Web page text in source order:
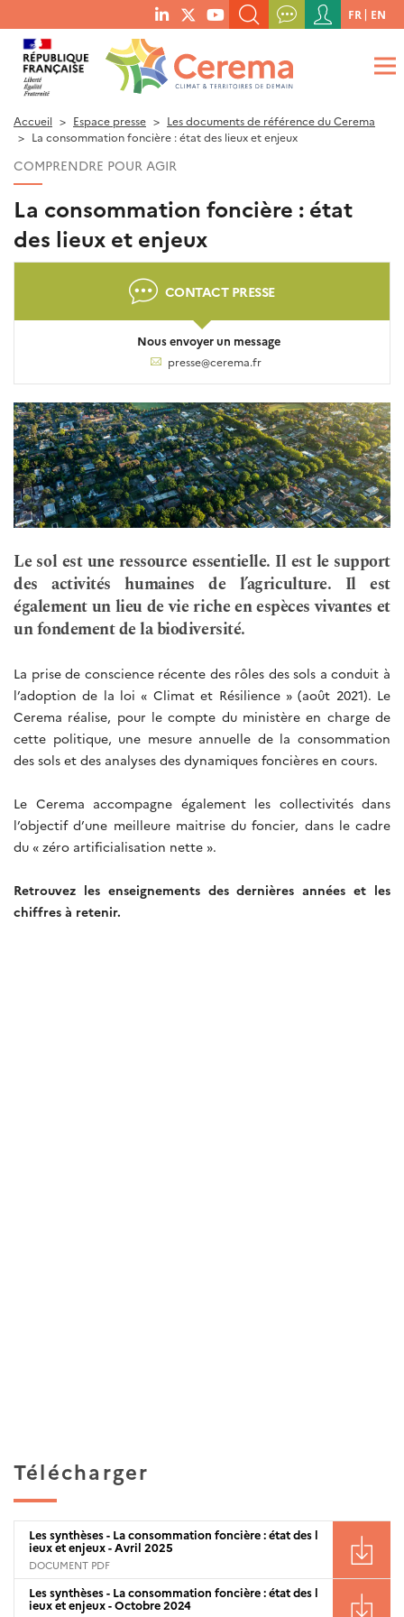
menu
social
links
RECHERCHER UN MOT-CLÉ, UNE PUBLICATION, ETC.
QUE RECHERCHEZ-VOUS ?
Menu
du
compte
de
FR EN
Accueil Espace presse
Les documents de référence du Cerema
La consommation foncière : état des lieux et enjeux
COMPRENDRE POUR AGIR
La consommation foncière : état
des lieux et enjeux
CONTACT PRESSE
Nous envoyer un message
presse@cerema.fr
Le sol est une ressource essentielle. Il est le support
des activités humaines de l’agriculture. Il est
également un lieu de vie riche en espèces vivantes et
un fondement de la biodiversité.
La prise de conscience récente des rôles des sols a conduit à
l’adoption de la loi « Climat et Résilience » (août 2021). Le
Cerema réalise, pour le compte du ministère en charge de
cette politique, une mesure annuelle de la consommation
des sols et des analyses des dynamiques foncières en cours.
Le Cerema accompagne également les collectivités dans
l’objectif d’une meilleure maitrise du foncier, dans le cadre
du « zéro artificialisation nette ».
Retrouvez les enseignements des dernières années et les
chiffres à retenir.
Télécharger
Les synthèses - La consommation foncière : état des l
ieux et enjeux - Avril 2025
DOCUMENT PDF
Les synthèses - La consommation foncière : état des l
ieux et enjeux - Octobre 2024